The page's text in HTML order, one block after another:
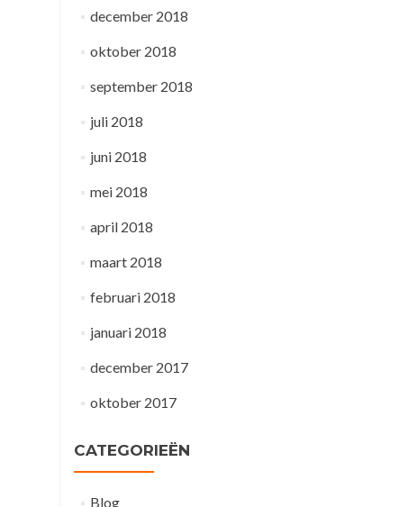
december 2018
oktober 2018
september 2018
juli 2018
juni 2018
mei 2018
april 2018
maart 2018
februari 2018
januari 2018
december 2017
oktober 2017
CATEGORIEËN
Blog